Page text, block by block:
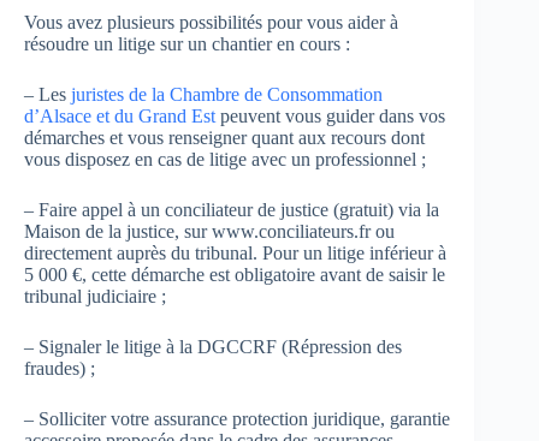
Vous avez plusieurs possibilités pour vous aider à
résoudre un litige sur un chantier en cours :
– Les juristes de la Chambre de Consommation
d’Alsace et du Grand Est peuvent vous guider dans vos
démarches et vous renseigner quant aux recours dont
vous disposez en cas de litige avec un professionnel ;
– Faire appel à un conciliateur de justice (gratuit) via la
Maison de la justice, sur www.conciliateurs.fr ou
directement auprès du tribunal. Pour un litige inférieur à
5 000 €, cette démarche est obligatoire avant de saisir le
tribunal judiciaire ;
– Signaler le litige à la DGCCRF (Répression des
fraudes) ;
– Solliciter votre assurance protection juridique, garantie